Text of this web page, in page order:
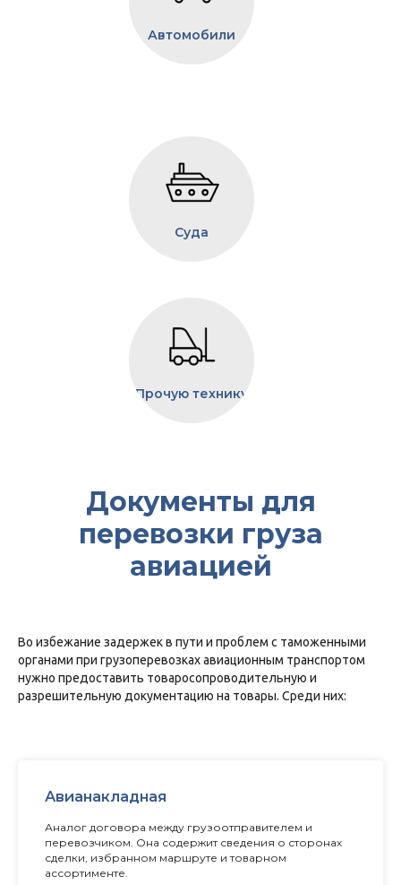
Автомобили
Суда
Прочую технику
Документы для
перевозки груза
авиацией
Во избежание задержек в пути и проблем с таможенными
органами при грузоперевозках авиационным транспортом
нужно предоставить товаросопроводительную и
разрешительную документацию на товары. Среди них:
Авианакладная
Аналог договора между грузоотправителем и
перевозчиком. Она содержит сведения о сторонах
сделки, избранном маршруте и товарном
ассортименте.